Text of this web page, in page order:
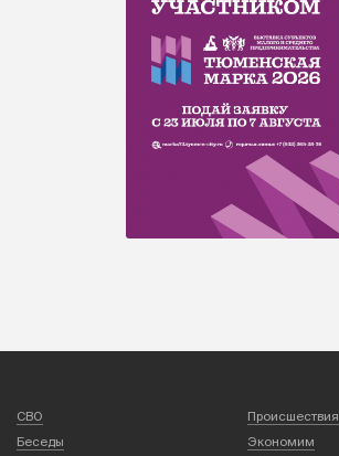
СВО
Происшествия
Беседы
Экономим